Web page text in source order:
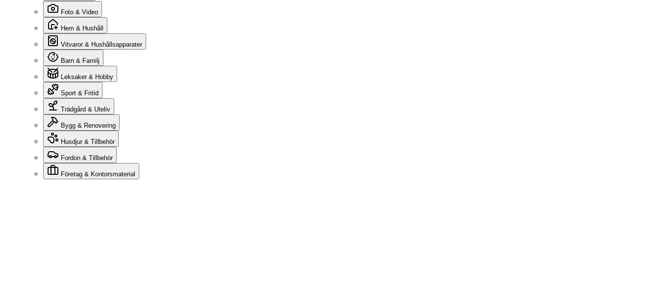
Foto & Video
Hem & Hushåll
Vitvaror & Hushållsapparater
Barn & Familj
Leksaker & Hobby
Sport & Fritid
Trädgård & Uteliv
Bygg & Renovering
Husdjur & Tillbehör
Fordon & Tillbehör
Företag & Kontorsmaterial